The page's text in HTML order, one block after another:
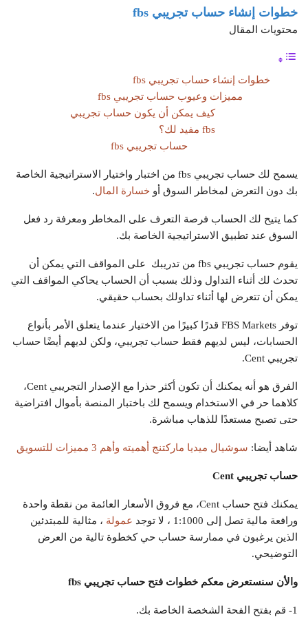
خطوات إنشاء حساب تجريبي fbs
محتويات المقال
خطوات إنشاء حساب تجريبي fbs
مميزات وعيوب حساب تجريبي fbs
كيف يمكن أن يكون حساب تجريبي
fbs مفيد لك؟
حساب تجريبي fbs
يسمح لك حساب تجريبي fbs من اختبار واختيار الاستراتيجية الخاصة
بك دون التعرض لمخاطر السوق أو خسارة المال.
كما يتيح لك الحساب فرصة التعرف على المخاطر ومعرفة رد فعل
السوق عند تطبيق الاستراتيجية الخاصة بك.
يقوم حساب تجريبي fbs من تدريبك على المواقف التي يمكن أن
تحدث لك أثناء التداول وذلك بسبب أن الحساب يحاكي المواقف التي
يمكن أن تتعرض لها أثناء تداولك بحساب حقيقي.
توفر FBS Markets قدرًا كبيرًا من الاختيار عندما يتعلق الأمر بأنواع
الحسابات، ليس لديهم فقط حساب تجريبي، ولكن لديهم أيضًا حساب
تجريبي Cent.
الفرق هو أنه يمكنك أن تكون أكثر حذرا مع الإصدار التجريبي Cent،
كلاهما حر في الاستخدام ويسمح لك باختبار المنصة بأموال افتراضية
حتى تصبح مستعدًا للذهاب مباشرة.
شاهد أيضا: سوشيال ميديا ماركتنج أهميته وأهم 3 مميزات للتسويق
حساب تجريبي Cent
يمكنك فتح حساب Cent، مع فروق الأسعار العائمة من نقطة واحدة
ورافعة مالية تصل إلى 1:1000 ، لا توجد
عمولة ، مثالية للمبتدئين
الذين يرغبون في ممارسة حساب حي كخطوة تالية من العرض
التوضيحي.
والأن سنستعرض معكم خطوات فتح حساب تجريبي fbs
1- قم بفتح الفحة الشخصة الخاصة بك.